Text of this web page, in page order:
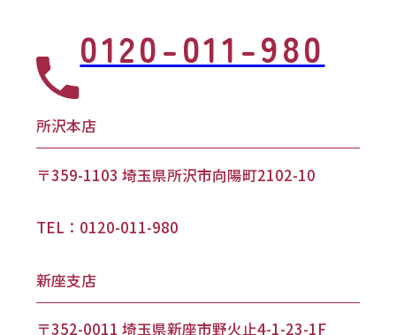
0120-011-980
所沢本店
〒359-1103 埼玉県所沢市向陽町2102-10
TEL：0120-011-980
新座支店
〒352-0011 埼玉県新座市野火止4-1-23-1F